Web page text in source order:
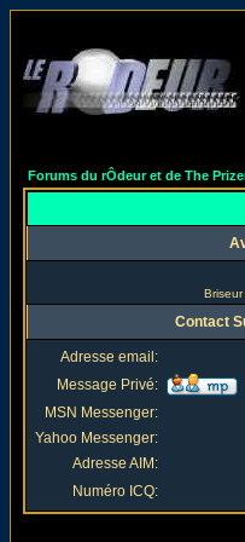
Forums du rÔdeur et de The
Contact
Adresse email:
Message Privé:
MSN Messenger:
Yahoo Messenger:
Adresse AIM:
Numéro ICQ: